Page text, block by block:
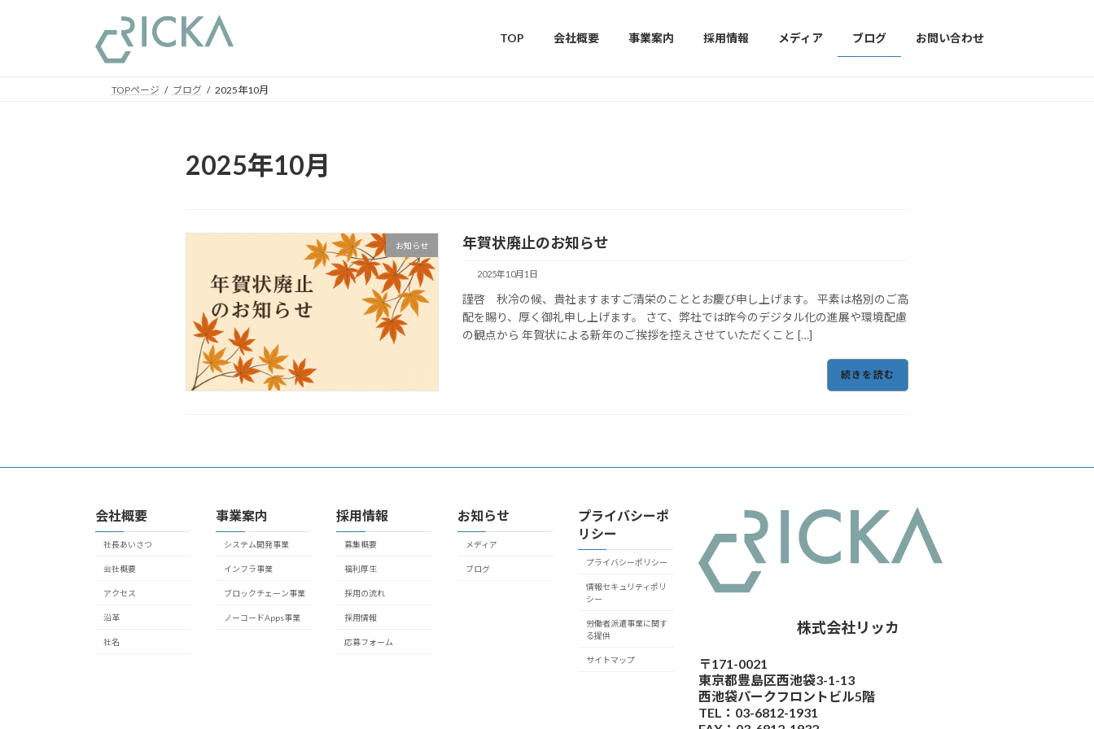
TOP 会社概要 事業案内 採用情報 メディア ブログ お問い合わせ
TOPページ ブログ 2025年10月
2025年10月
お知らせ 年賀状廃止のお知らせ
2025年10月1日
謹啓 秋冷の候、貴社ますますご清栄のこととお慶び申し上げます。 平素は格別のご高
配を賜り、厚く御礼申し上げます。 さて、弊社では昨今のデジタル化の進展や環境配慮
の観点から 年賀状による新年のご挨拶を控えさせていただくこと […]
続きを読む
会社概要
社長あいさつ
会社概要
アクセス
沿革
社名
事業案内
システム開発事業
インフラ事業
ブロックチェーン事業
ノーコードApps事業
採用情報
募集概要
福利厚生
採用の流れ
採用情報
応募フォーム
お知らせ
メディア
ブログ
プライバシーポ
リシー
プライバシーポリシー
情報セキュリティポリ
シー
労働者派遣事業に関す
る提供
サイトマップ
株式会社リッカ
〒171-0021
東京都豊島区西池袋3-1-13
西池袋パークフロントビル5階
TEL：03-6812-1931